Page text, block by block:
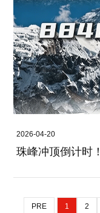
2026-04-20
珠峰冲顶倒计时
PRE 1 2